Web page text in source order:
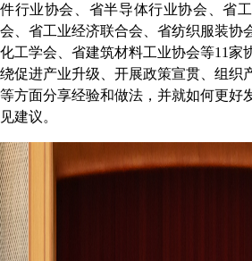
件行业协会、省半导体行业协会、省
会、省工业经济联合会、省纺织服装协
化工学会、省建筑材料工业协会等1 1家
绕促进产业升级、开展政策宣贯、组织
等方面分享经验和做法，并就如何更好
见建议。